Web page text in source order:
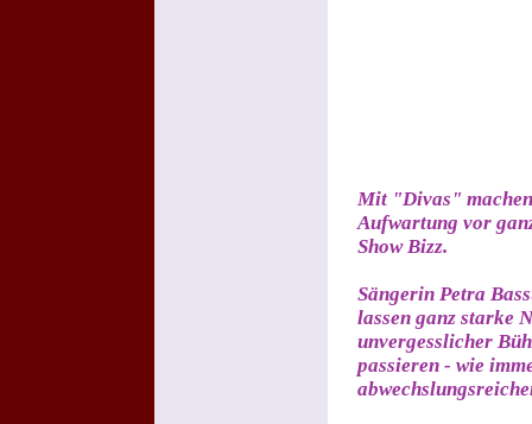
Mit "Divas"
Aufwartung vor
Show Bizz.
Sängerin Petra
lassen ganz starke
unvergesslicher
passieren - wie